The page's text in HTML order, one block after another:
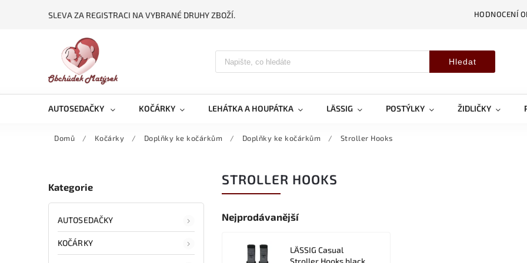
SLEVA ZA REGISTRACI NA VYBRANÉ DRUHY ZBOŽÍ. HODNOCENÍ
Hledat
AUTOSEDAČKY KOČÁRKY LEHÁTKA A HOUPÁTKA LÄSSIG POSTÝLKY ŽIDLIČKY
Domů / Kočárky / Doplňky ke kočárkům / Doplňky ke kočárkům / Stroller Hooks
Kategorie
AUTOSEDAČKY
KOČÁRKY
STROLLER HOOKS
Nejprodávanější
LÄSSIG Casual
Stroller Hooks black